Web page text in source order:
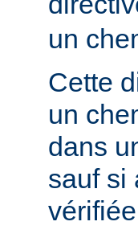
un
Cette
un
dans
sauf si